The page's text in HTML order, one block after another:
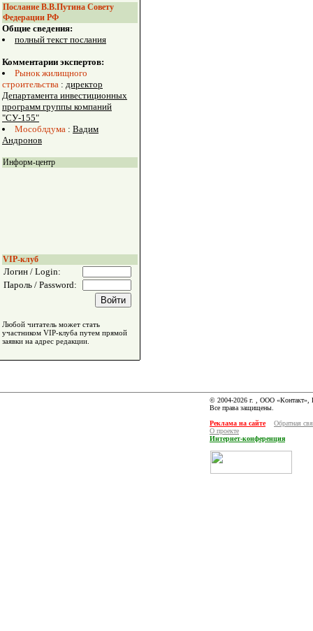
Послание В.В.Путина Совету
Федерации РФ
Общие сведения:
полный текст послания
Комментарии экспертов:
Рынок жилищного
строительства : директор
Департамента инвестиционных
программ группы компаний
"СУ-155"
Мособлдума : Вадим
Андронов
Информ-центр
VIP-клуб
Логин / Login:
Пароль / Password:
Любой читатель может стать
участником VIP-клуба путем прямой
заявки на адрес редакции.
© 2004-2026 г. , ООО «Контакт»,
Все права защищены.
Реклама на сайте
Обратная
О проекте
Интернет-конференция